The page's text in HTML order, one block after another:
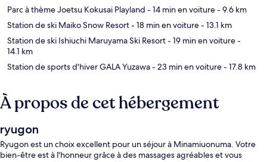
Parc à thème Joetsu Kokusai Playland - 14 min en voiture- 9.6 km
Station de ski Maiko Snow Resort- 18 min en voiture- 13.1 km
Station de ski Ishiuchi Maruyama Ski Resort- 19 min en voiture-
14.1 km
Station de sports d'hiver GALA Yuzawa- 23 min en voiture- 17.8 km
À propos de cet hébergement
ryugon
Ryugon est un choix excellent pour un séjour à Minamiuonuma. Votre
bien-être est à l'honneur grâce à des massages agréables et vous